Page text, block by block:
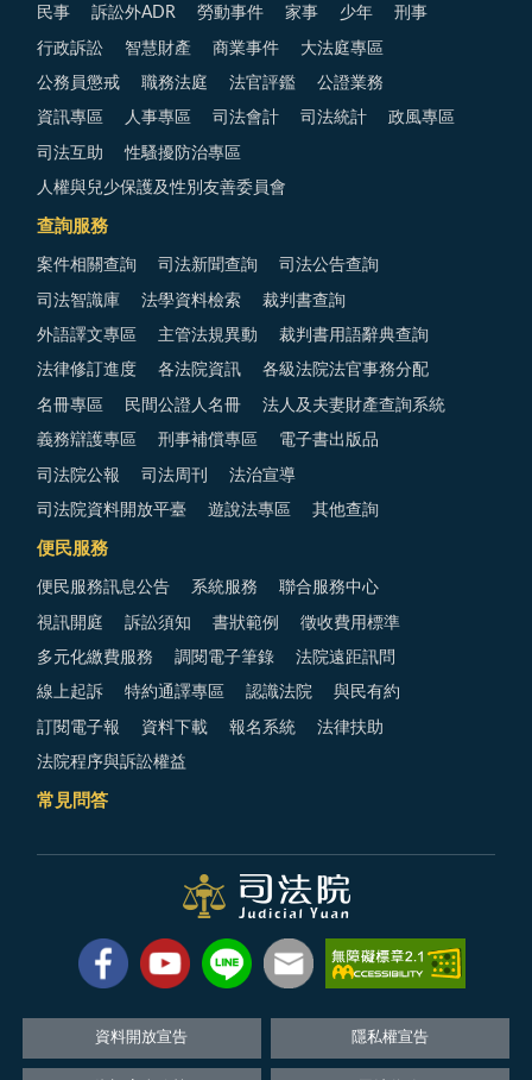
民事 訴訟外ADR 勞動事件 家事 少年 刑事
行政訴訟 智慧財產 商業事件 大法庭專區
公務員懲戒 職務法庭 法官評鑑 公證業務
資訊專區 人事專區 司法會計 司法統計 政風專區
司法互助 性騷擾防治專區
人權與兒少保護及性別友善委員會
查詢服務
案件相關查詢 司法新聞查詢 司法公告查詢
司法智識庫 法學資料檢索 裁判書查詢
外語譯文專區 主管法規異動 裁判書用語辭典查詢
法律修訂進度 各法院資訊 各級法院法官事務分配
名冊專區 民間公證人名冊 法人及夫妻財產查詢系統
義務辯護專區 刑事補償專區 電子書出版品
司法院公報 司法周刊 法治宣導
司法院資料開放平臺 遊說法專區 其他查詢
便民服務
便民服務訊息公告 系統服務 聯合服務中心
視訊開庭 訴訟須知 書狀範例 徵收費用標準
多元化繳費服務 調閱電子筆錄 法院遠距訊問
線上起訴 特約通譯專區 認識法院 與民有約
訂閱電子報 資料下載 報名系統 法律扶助
法院程序與訴訟權益
常見問答
資料開放宣告 隱私權宣告